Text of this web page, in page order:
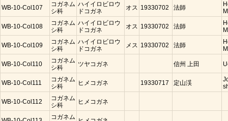
WB-10-Col107
コガネム
シ科
ハイイロビロウ
ドコガネ
オス 19330702 法師
WB-10-Col108
コガネム
シ科
ハイイロビロウ
ドコガネ
オス 19330702 法師
WB-10-Col109
コガネム
シ科
ハイイロビロウ
ドコガネ
メス 19330702 法師
WB-10-Col110
コガネム
シ科
ツヤコガネ 信州 上田
WB-10-Col111
コガネム
シ科
ヒメコガネ 19330717 定山渓
WB-10-Col112
コガネム
シ科
ヒメコガネ
コガネム